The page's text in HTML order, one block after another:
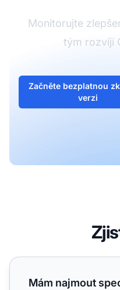
Monitorujte
tým rozvíjí
Začněte bezplatnou
verzi
Mám najmout
Mám najmout